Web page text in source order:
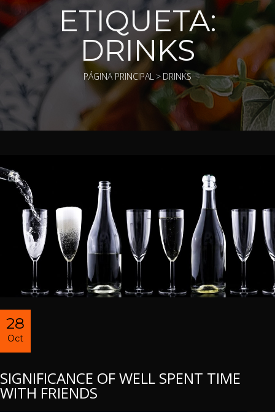
ETIQUETA:
DRINKS
PÁGINA PRINCIPAL > DRINKS
28
Oct
SIGNIFICANCE OF WELL SPENT TIME
WITH FRIENDS